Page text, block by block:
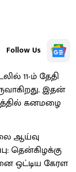
Follow Us
11-ம் தேதி
இதன்
கனமழை
ஆய்வு
தென்கிழக்கு
ஒட்டிய கேரள